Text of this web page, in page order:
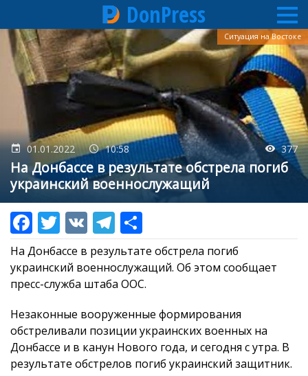
Перейти
основному
содержанию
DonPress
01.01.2022 10:58 377
На Донбассе в результате обстрела погиб
украинский военнослужащий
Ситуация на Востоке
На Донбассе в результате обстрела погиб
украинский военнослужащий. Об этом сообщает
пресс-служба штаба ООС.
Незаконные вооруженные формирования
обстреливали позиции украинских военных на
Донбассе и в канун Нового года, и сегодня с утра. В
результате обстрелов погиб украинский защитник.